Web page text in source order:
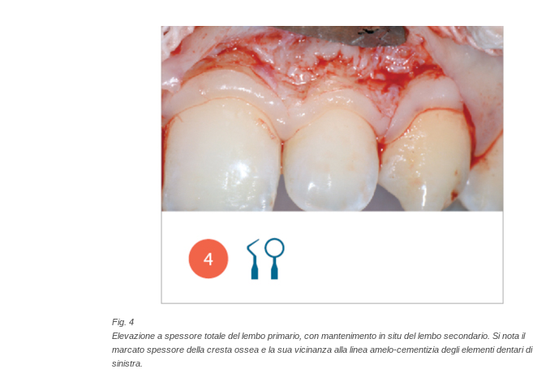
Fig. 4
Elevazione a spessore totale del lembo primario, con mantenimento in situ del lembo secondario. Si nota il
marcato spessore della cresta ossea e la sua vicinanza alla linea amelo-cementizia degli elementi dentari di
sinistra.